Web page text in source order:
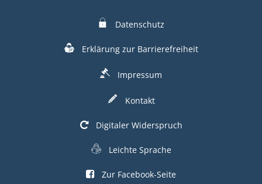
Datenschutz
Erklärung zur Barrierefreiheit
Impressum
Kontakt
Digitaler Widerspruch
Leichte Sprache
Zur Facebook-Seite